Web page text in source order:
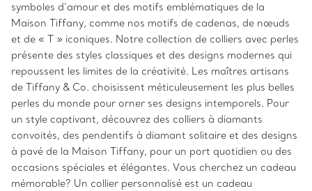
symboles d’amour et des motifs emblématiques de la
Maison Tiffany, comme nos motifs de cadenas, de nœuds
et de « T » iconiques. Notre collection de colliers avec perles
présente des styles classiques et des designs modernes qui
repoussent les limites de la créativité. Les maîtres artisans
de Tiffany & Co. choisissent méticuleusement les plus belles
perles du monde pour orner ses designs intemporels. Pour
un style captivant, découvrez des colliers à diamants
convoités, des pendentifs à diamant solitaire et des designs
à pavé de la Maison Tiffany, pour un port quotidien ou des
occasions spéciales et élégantes. Vous cherchez un cadeau
mémorable? Un collier personnalisé est un cadeau